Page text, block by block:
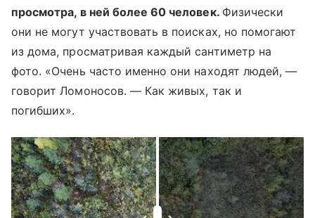
просмотра, в ней более 60 человек. Физически
они не могут участвовать в поисках, но помогают
из дома, просматривая каждый сантиметр на
фото. «Очень часто именно они находят людей, —
говорит Ломоносов. — Как живых, так и
погибших».